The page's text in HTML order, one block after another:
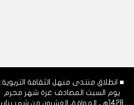
■ انطلاق منتدى منهل الثقافة التربوية:
يوم السبت المصادف غرة شهر محرم
1428هـ، الموافق العشرون من شهر يناير